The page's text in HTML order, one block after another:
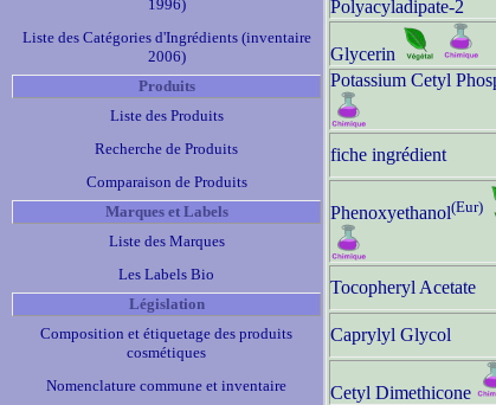
1996)
Liste des Catégories d'Ingrédients (inventaire
2006)
Produits
Liste des Produits
Recherche de Produits
Comparaison de Produits
Marques et Labels
Liste des Marques
Les Labels Bio
Législation
Composition et étiquetage des produits
cosmétiques
Nomenclature commune et inventaire
Polyacyladipate-2
Glycerin
Potassium Cetyl
fiche ingrédient
Phenoxyethanol(Eur)
Tocopheryl Acetate
Caprylyl Glycol
Cetyl Dimethicone